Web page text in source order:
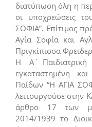
διατύπωση όλη η
οι υποχρεώσεις
ΣΟΦΙΑ”. Επίτιμος
Αγία Σοφία και
Πριγκίπισσα
Η Α΄ Παιδιατρική
εγκαταστημένη
Παίδων “Η ΑΓΙΑ
λειτουργούσε στην
άρθρο 17 των
2014/1939 το